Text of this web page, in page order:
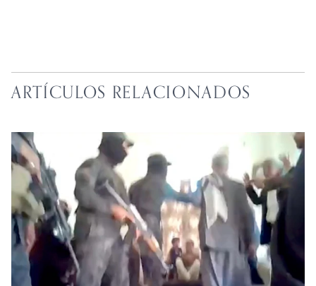
ARTÍCULOS RELACIONADOS